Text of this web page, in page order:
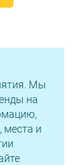
Мы
на
места и